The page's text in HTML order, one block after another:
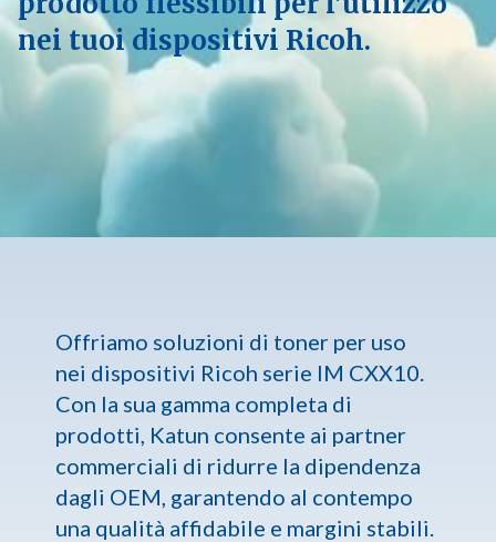
nei tuoi dispositivi Ricoh.
Offriamo soluzioni di toner per uso
nei dispositivi Ricoh serie IM CXX10.
Con la sua gamma completa di
prodotti, Katun consente ai partner
commerciali di ridurre la dipendenza
dagli OEM, garantendo al contempo
una qualità affidabile e margini stabili.